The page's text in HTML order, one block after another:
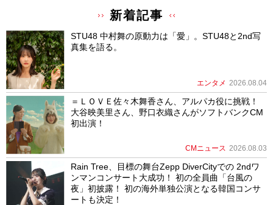
新着記事
STU48 中村舞の原動力は「愛」。STU48と2nd写
真集を語る。
エンタメ 2026.08.04
＝ＬＯＶＥ佐々木舞香さん、アルパカ役に挑戦！
大谷映美里さん、野口衣織さんがソフトバンクCM
初出演！
CMニュース 2026.08.03
Rain Tree、目標の舞台Zepp DiverCityでの 2ndワ
ンマンコンサート大成功！ 初の全員曲「台風の
夜」初披露！ 初の海外単独公演となる韓国コンサ
ートも決定！